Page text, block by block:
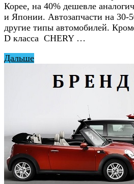
Корее, на 40% дешевле
и Японии. Автозапчасти на 30-
другие типы автомобилей.
D класса CHERY …
Дальше